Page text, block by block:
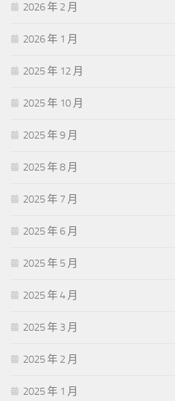
2026 年 2 月
2026 年 1 月
2025 年 12 月
2025 年 10 月
2025 年 9 月
2025 年 8 月
2025 年 7 月
2025 年 6 月
2025 年 5 月
2025 年 4 月
2025 年 3 月
2025 年 2 月
2025 年 1 月